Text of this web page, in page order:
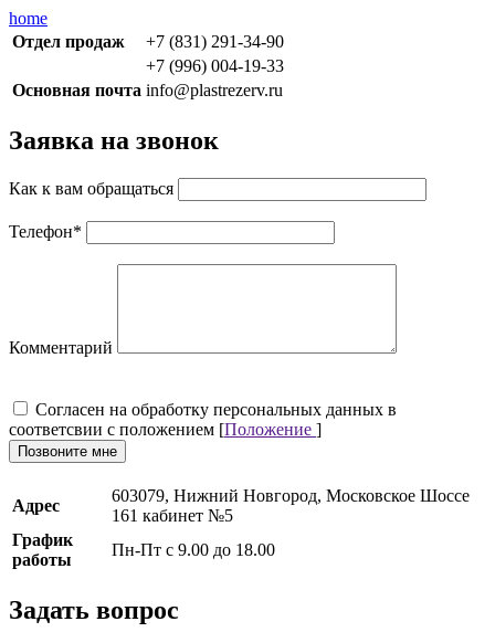
home
Отдел продаж
+7 (831) 291-34-90
+7 (996) 004-19-33
Основная почта info@plastrezerv.ru
Заявка на звонок
Как к вам обращаться
Телефон*
Комментарий
Cогласен на обработку персональных данных в
соответсвии с положением [Положение ]
Позвоните мне
Адрес
603079, Нижний Новгород, Московское Шоссе
161 кабинет №5
График
работы
Пн-Пт с 9.00 до 18.00
Задать вопрос